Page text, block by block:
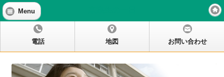
Menu
電話 地図 お問い合わせ